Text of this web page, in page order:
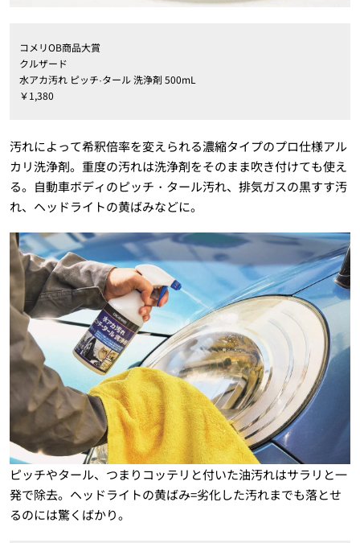
コメリOB商品大賞
クルザード
水アカ汚れ ピッチ·タール 洗浄剤 500mL
￥1,380
汚れによって希釈倍率を変えられる濃縮タイプのプロ仕様アル
カリ洗浄剤。重度の汚れは洗浄剤をそのまま吹き付けても使え
る。自動車ボディのピッチ・タール汚れ、排気ガスの黒すす汚
れ、ヘッドライトの黄ばみなどに。
ピッチやタール、つまりコッテリと付いた油汚れはサラリと一
発で除去。ヘッドライトの黄ばみ=劣化した汚れまでも落とせ
るのには驚くばかり。